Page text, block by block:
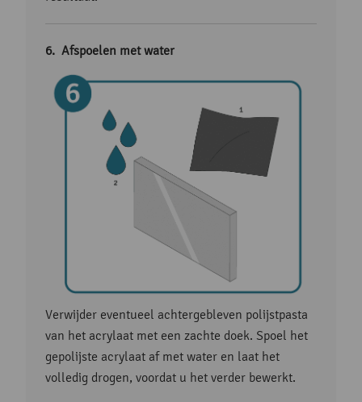
Afspoelen met water
Verwijder eventueel achtergebleven polijstpasta
van het acrylaat met een zachte doek. Spoel het
gepolijste acrylaat af met water en laat het
volledig drogen, voordat u het verder bewerkt.